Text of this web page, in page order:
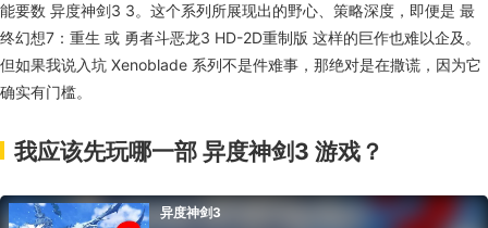
能要数 异度神剑3 3。这个系列所展现出的野心、策略深度，即便是 最
终幻想7：重生 或 勇者斗恶龙3 HD-2D重制版 这样的巨作也难以企及。
但如果我说入坑 Xenoblade 系列不是件难事，那绝对是在撒谎，因为它
确实有门槛。
我应该先玩哪一部 异度神剑3 游戏？
异度神剑3